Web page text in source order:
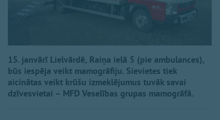
15. janvārī Lielvārdē, Raiņa ielā 5 (pie ambulances),
būs iespēja veikt mamogrāfiju. Sievietes tiek
aicinātas veikt krūšu izmeklējumus tuvāk savai
dzīvesvietai – MFD Veselības grupas mamogrāfā.